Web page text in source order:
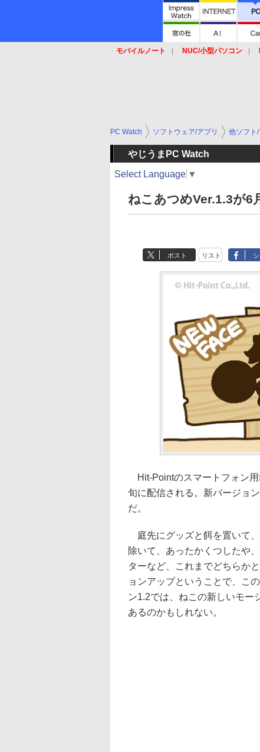
モバイルノート NUC/小型パソコン
PC Watch ソフトウェア/アプリ 他ソフト/
やじうまPC Watch
Select Language ▼
ねこあつめVer.1.3が6
ポスト リスト
Hit-Pointのスマートフォン用
旬に配信される。新バージョ
だ。
庭先にグッズと餌を置いて
除いて、あったかくつしたや
ターなど、これまでどちらか
ョンアップということで、こ
ン1.2では、ねこの新しいモー
あるのかもしれない。